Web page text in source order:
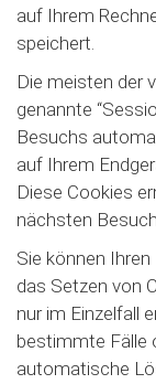
auf Ihrem
speichert.
Die meisten der
genannte
Besuchs
auf Ihrem
Diese Cookies
nächsten
Sie können
das Setzen von
nur im Einzelfall
bestimmte Fälle
automatische